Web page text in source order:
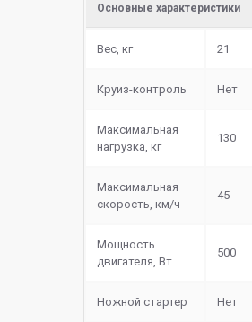
Основные характеристики
Вес, кг 21
Круиз-контроль Нет
Максимальная
нагрузка, кг
130
Максимальная
скорость, км/ч
45
Мощность
двигателя, Вт
500
Ножной стартер Нет